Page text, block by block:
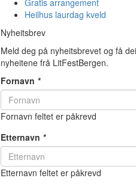
Gratis arrangement
Heilhus laurdag kveld
Nyheitsbrev
Meld deg på nyheitsbrevet og få
nyheitene frå LitFestBergen.
Fornavn *
Fornavn feltet er påkrevd
Etternavn *
Etternavn feltet er påkrevd